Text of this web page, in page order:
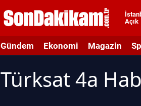
Açık
Gündem Ekonomi Magazin
Türksat 4a